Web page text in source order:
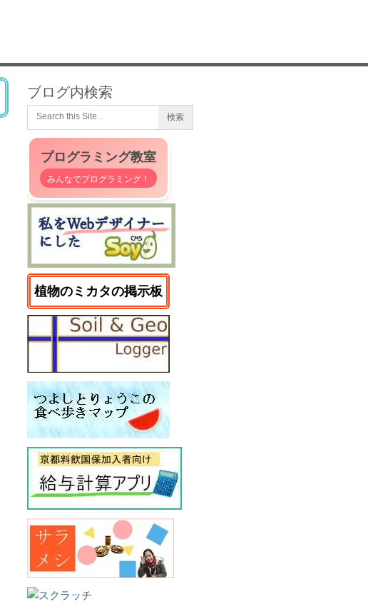
ブログ内検索
プログラミング教室
みんなでプログラミング！
植物のミカタの掲示板